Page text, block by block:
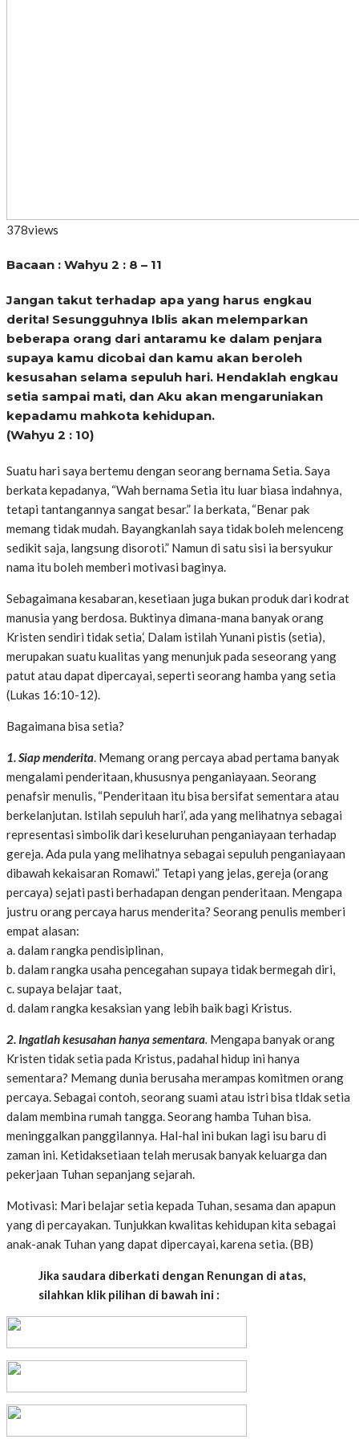
378views
Bacaan : Wahyu 2 : 8 – 11
Jangan takut terhadap apa yang harus engkau
derita! Sesungguhnya Iblis akan melemparkan
beberapa orang dari antaramu ke dalam penjara
supaya kamu dicobai dan kamu akan beroleh
kesusahan selama sepuluh hari. Hendaklah engkau
setia sampai mati, dan Aku akan mengaruniakan
kepadamu mahkota kehidupan.
(Wahyu 2 : 10)
Suatu hari saya bertemu dengan seorang bernama Setia. Saya
berkata kepadanya, “Wah bernama Setia itu luar biasa indahnya,
tetapi tantangannya sangat besar.” Ia berkata, “Benar pak
memang tidak mudah. Bayangkanlah saya tidak boleh melenceng
sedikit saja, langsung disoroti.” Namun di satu sisi ia bersyukur
nama itu boleh memberi motivasi baginya.
Sebagaimana kesabaran, kesetiaan juga bukan produk dari kodrat
manusia yang berdosa. Buktinya dimana-mana banyak orang
Kristen sendiri tidak setia,‘ Dalam istilah Yunani pistis (setia),
merupakan suatu kualitas yang menunjuk pada seseorang yang
patut atau dapat dipercayai, seperti seorang hamba yang setia
(Lukas 16:10-12).
Bagaimana bisa setia?
1. Siap menderita. Memang orang percaya abad pertama banyak
mengalami penderitaan, khususnya penganiayaan. Seorang
penafsir menulis, “Penderitaan itu bisa bersifat sementara atau
berkelanjutan. lstilah sepuluh hari’, ada yang melihatnya sebagai
representasi simbolik dari keseluruhan penganiayaan terhadap
gereja. Ada pula yang melihatnya sebagai sepuluh penganiayaan
dibawah kekaisaran Romawi.” Tetapi yang jelas, gereja (orang
percaya) sejati pasti berhadapan dengan penderitaan. Mengapa
justru orang percaya harus menderita? Seorang penulis memberi
empat alasan:
a. dalam rangka pendisiplinan,
b. dalam rangka usaha pencegahan supaya tidak bermegah diri,
c. supaya belajar taat,
d. dalam rangka kesaksian yang lebih baik bagi Kristus.
2. Ingatlah kesusahan hanya sementara. Mengapa banyak orang
Kristen tidak setia pada Kristus, padahal hidup ini hanya
sementara? Memang dunia berusaha merampas komitmen orang
percaya. Sebagai contoh, seorang suami atau istri bisa tldak setia
dalam membina rumah tangga. Seorang hamba Tuhan bisa.
meninggalkan panggilannya. Hal-hal ini bukan lagi isu baru di
zaman ini. Ketidaksetiaan telah merusak banyak keluarga dan
pekerjaan Tuhan sepanjang sejarah.
Motivasi: Mari belajar setia kepada Tuhan, sesama dan apapun
yang di percayakan. Tunjukkan kwalitas kehidupan kita sebagai
anak-anak Tuhan yang dapat dipercayai, karena setia. (BB)
Jika saudara diberkati dengan Renungan di atas,
silahkan klik pilihan di bawah ini :